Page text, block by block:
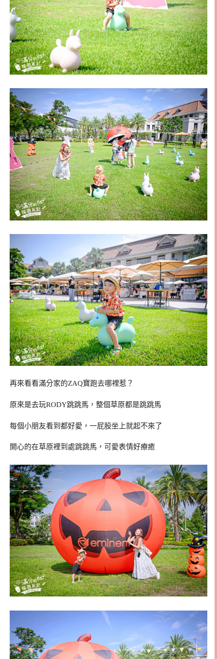
再來看看滿分家的ZAQ寶跑去哪裡惹？
原來是去玩RODY跳跳馬，整個草原都是跳跳馬
每個小朋友看到都好愛，一屁股坐上就起不來了
開心的在草原裡到處跳跳馬，可愛表情好療癒